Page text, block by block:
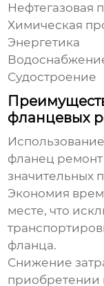
Нефтегазовая
Химическая
Энергетика
Судостроение
фланцевых
Использование
фланец
значительных
Экономия
месте, что
фланца.
Снижение
приобретении